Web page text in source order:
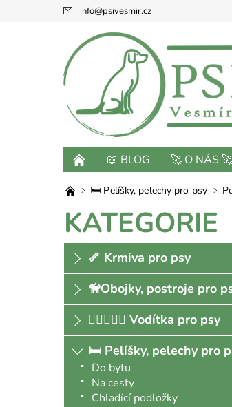
info@psivesmir.cz
📖 BLOG 🚀 O NÁS 🚀
🛏 Pelíšky, pelechy pro psy
KATEGORIE
🦴 Krmiva pro psy
🦮Obojky, postroje pro
🐕‍🦺🚶🏻‍♀️ Vodítka pro psy
🛏 Pelíšky, pelechy pro
Do bytu
Na cesty
Chladící podložky